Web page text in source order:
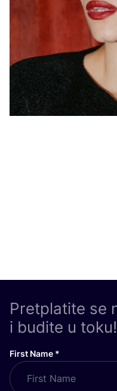
Pretplatite se
i budite u toku!
First Name *